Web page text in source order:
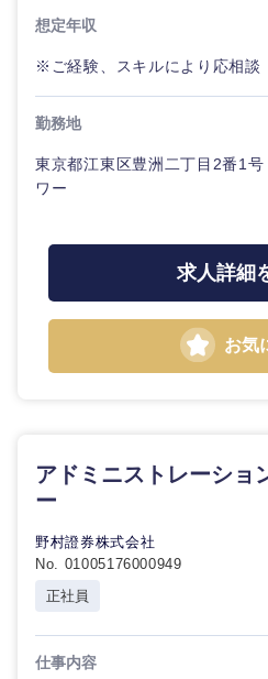
想定年収
※ご経験、スキルにより応相談
勤務地
東京都江東区豊洲二丁目2番1
ワー
求人詳細
お気
アドミニストレーショ
ー
野村證券株式会社
No. 01005176000949
正社員
仕事内容